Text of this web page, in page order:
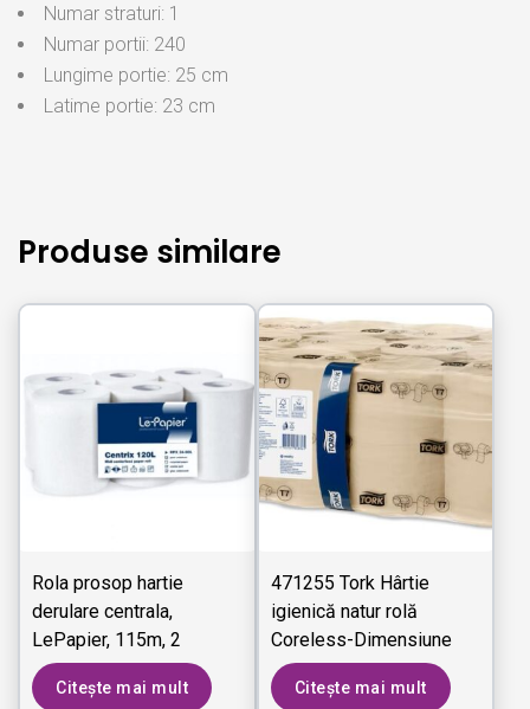
Numar straturi: 1
Numar portii: 240
Lungime portie: 25 cm
Latime portie: 23 cm
Produse similare
Rola prosop hartie
derulare centrala,
LePapier, 115m, 2
straturi, alba - RPX24
90LCitește mai mult
471255 Tork Hârtie
igienică natur rolă
Coreless-Dimensiune
medie Advanced - 2
straturi
Citește mai mult